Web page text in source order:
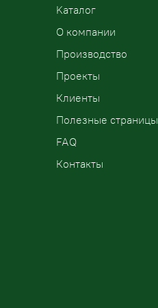
Kаталог
О компании
Производство
Проекты
Клиенты
Полезные страницы
FAQ
Контакты